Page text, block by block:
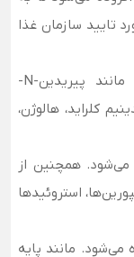
تایید سازمان غذا
پیریدین پیش‌ساز مشتقات گوناگونی مانند پیریدین-N-
کلراید، هالوژن،
می‌شود. همچنین از
استروئیدها
می‌شود. مانند پایه